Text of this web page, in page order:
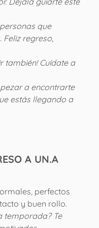
que
regreso,
también! Cuídate a
a encontrarte
estás llegando a
A UN.A
perfectos
y buen rollo.
temporada? Te